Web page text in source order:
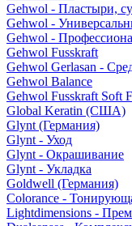
Gehwol - Пластыри,
Gehwol -
Gehwol -
Gehwol Fusskraft
Gehwol Gerlasan -
Gehwol Balance
Gehwol Fusskraft Soft
Global Keratin (США)
Glynt (Германия)
Glynt - Уход
Glynt - Окрашивание
Glynt - Укладка
Goldwell (Германия)
Colorance -
Lightdimensions -